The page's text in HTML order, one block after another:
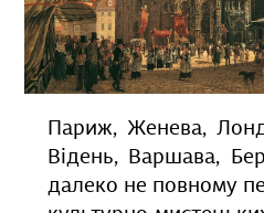
Париж, Женева,
Відень, Варшава,
далеко не повному